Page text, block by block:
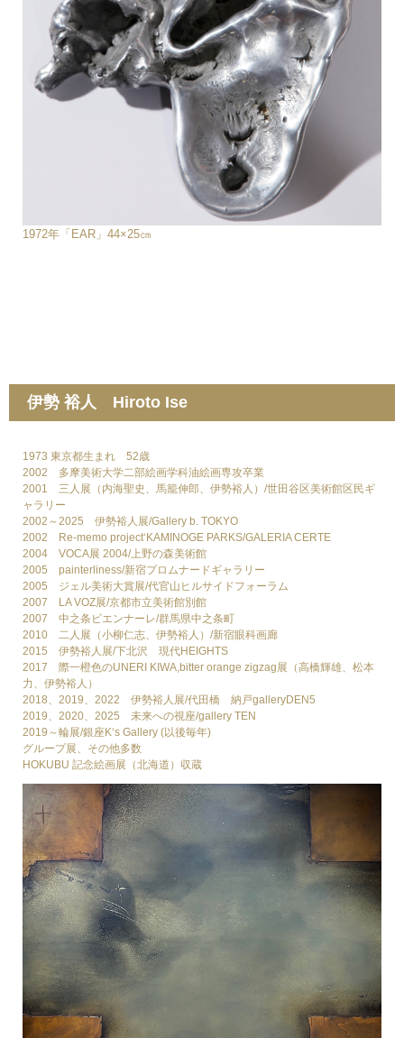
1972年「EAR」44×25㎝
伊勢 裕人 Hiroto Ise
1973 東京都生まれ 52歳
2002 多摩美術大学二部絵画学科油絵画専攻卒業
2001 三人展（内海聖史、馬籠伸郎、伊勢裕人）/世田谷区美術館区民ギ
ャラリー
2002～2025 伊勢裕人展/Gallery b. TOKYO
2002 Re-memo project‘KAMINOGE PARKS/GALERIA CERTE
2004 VOCA展 2004/上野の森美術館
2005 painterliness/新宿プロムナードギャラリー
2005 ジェル美術大賞展/代官山ヒルサイドフォーラム
2007 LA VOZ展/京都市立美術館別館
2007 中之条ビエンナーレ/群馬県中之条町
2010 二人展（小柳仁志、伊勢裕人）/新宿眼科画廊
2015 伊勢裕人展/下北沢 現代HEIGHTS
2017 際一橙色のUNERI KIWA,bitter orange zigzag展（高橋輝雄、松本
力、伊勢裕人）
2018、2019、2022 伊勢裕人展/代田橋 納戸galleryDEN5
2019、2020、2025 未来への視座/gallery TEN
2019～輪展/銀座K‘s Gallery (以後毎年)
グループ展、その他多数
HOKUBU 記念絵画展（北海道）収蔵